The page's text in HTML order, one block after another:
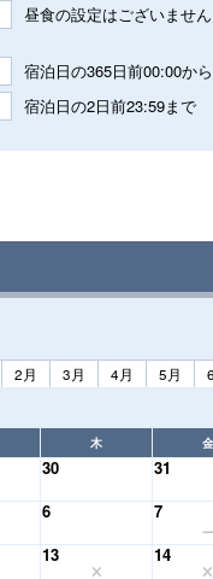
昼食の設定はございません
宿泊日の365日前00:00か
宿泊日の2日前23:59まで
2月 3月 4月 5月
木 金
30 31
6 7
13 14